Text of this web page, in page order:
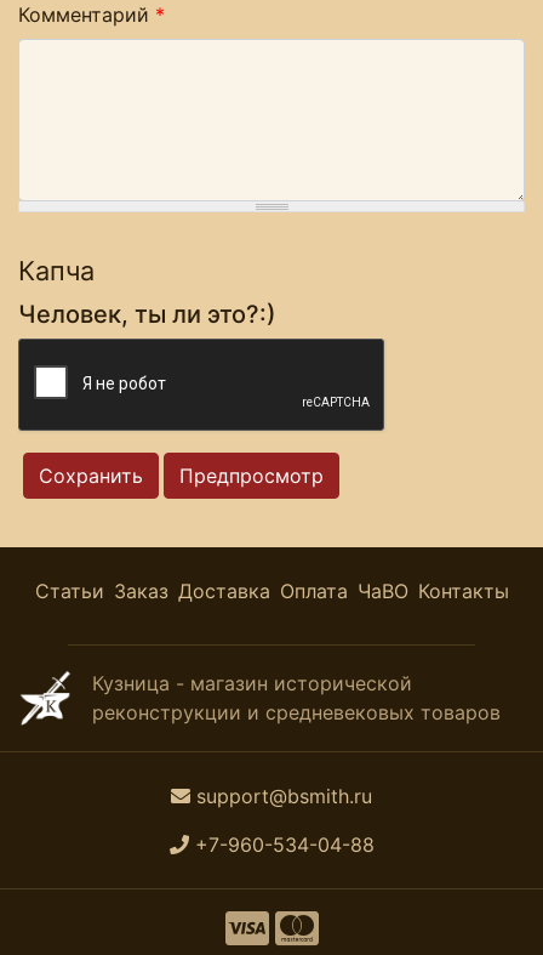
Комментарий *
Капча
Человек, ты ли это?:)
Статьи Заказ Доставка Оплата ЧаВО Контакты
Кузница - магазин исторической
реконструкции и средневековых товаров
support@bsmith.ru
+7-960-534-04-88